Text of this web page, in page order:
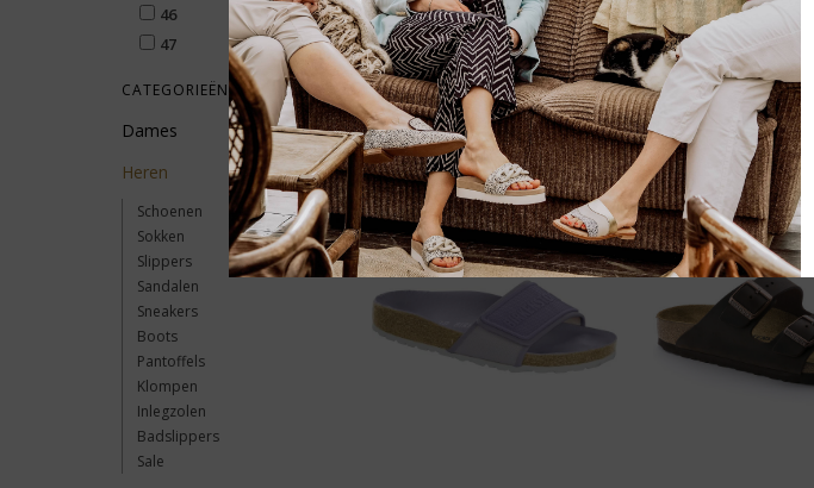
46
47
CATEGORIEËN
Dames
Heren
Schoenen
Sokken
Slippers
Sandalen
Sneakers
Boots
Pantoffels
Klompen
Inlegzolen
Badslippers
Sale
Birkenstock Gizeh EVA -
Black Regular
€49,95
Birkenstock
Tabacco Brown
€119,95